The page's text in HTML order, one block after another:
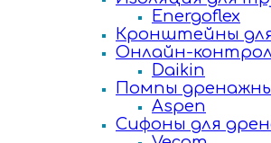
Energoflex
Кронштейны
Онлайн-
Daikin
Помпы
Aspen
Сифоны для